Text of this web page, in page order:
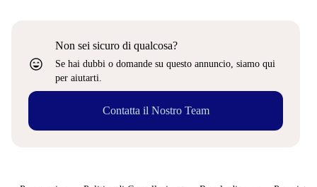
sentiment_very_satisfied
Non sei sicuro di qualcosa?
Se hai dubbi o domande su questo annuncio, siamo qui
per aiutarti.
Contatta il Nostro Team